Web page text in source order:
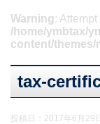
Warning:
/home/ymbtax/
content/themes/
tax-
投稿日： 2017年6月29